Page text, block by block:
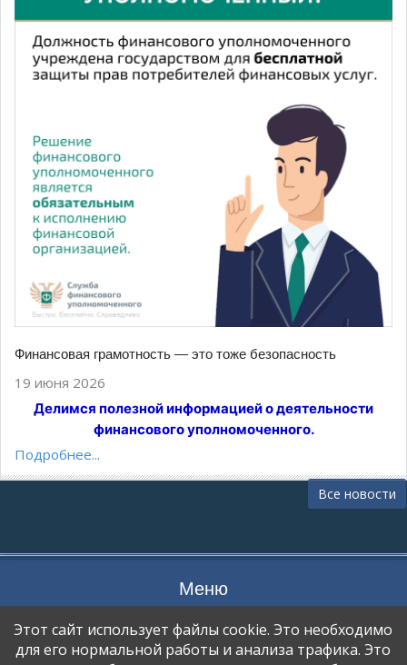
Финансовая грамотность — это тоже безопасность
19 июня 2026
Делимся полезной информацией о деятельности
финансового уполномоченного.
Подробнее...
Все новости
Меню
ОТКАЗ ОТ УСЛУГИ
Этот сайт использует файлы cookie. Это необходимо
для его нормальной работы и анализа трафика. Это